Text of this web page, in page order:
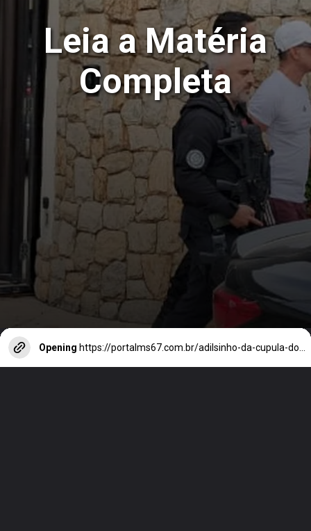
Leia a Matéria
Completa
Opening https://portalms67.com.br/adilsinho-da-cupula-do-jogo-do-bicho-tem-nova-prisao-decretada-no-rj/